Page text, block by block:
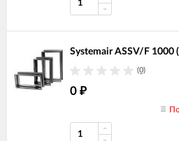
Systemair ASSV/F 1000
(0)
0 ₽